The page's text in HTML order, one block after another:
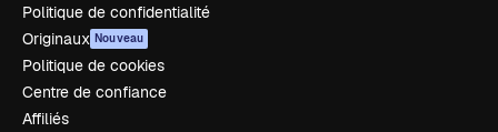
Politique de confidentialité
Originaux Nouveau
Politique de cookies
Centre de confiance
Affiliés